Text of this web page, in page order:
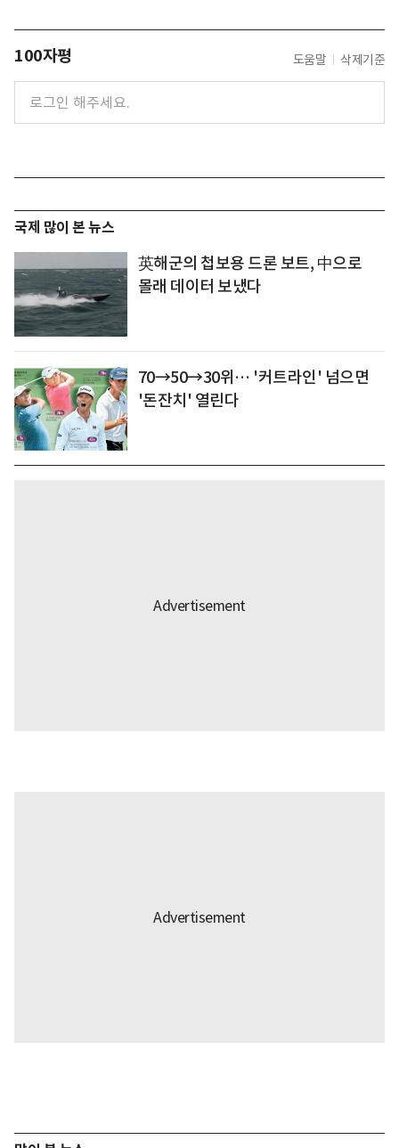
100자평 도움말 삭제기준
국제 많이 본 뉴스
英해군의 첩보용 드론 보트, 中으로
몰래 데이터 보냈다
70→50→30위… '커트라인' 넘으면
'돈잔치' 열린다